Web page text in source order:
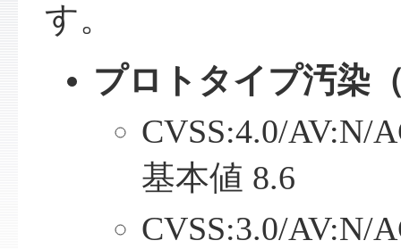
す。
プロトタイプ汚染
CVSS:4.0/AV:N/
基本値 8.6
CVSS:3.0/AV:N/